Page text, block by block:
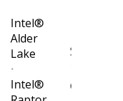
Intel®
Alder
Lake
⋅
Intel®
SFF
Gen